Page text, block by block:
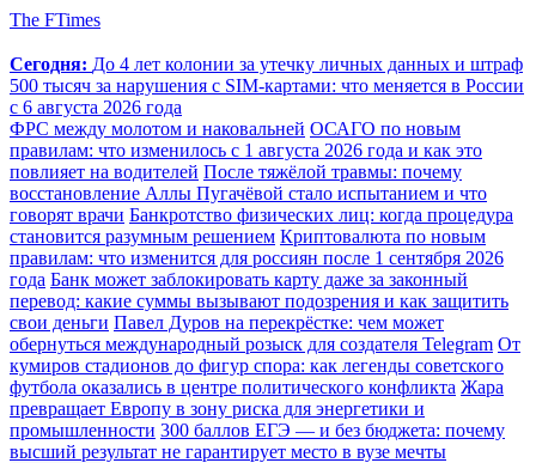
The FTimes
Сегодня: До 4 лет колонии за утечку личных данных и штраф
500 тысяч за нарушения с SIM-картами: что меняется в России
с 6 августа 2026 года
ФРС между молотом и наковальней ОСАГО по новым
правилам: что изменилось с 1 августа 2026 года и как это
повлияет на водителей После тяжёлой травмы: почему
восстановление Аллы Пугачёвой стало испытанием и что
говорят врачи Банкротство физических лиц: когда процедура
становится разумным решением Криптовалюта по новым
правилам: что изменится для россиян после 1 сентября 2026
года Банк может заблокировать карту даже за законный
перевод: какие суммы вызывают подозрения и как защитить
свои деньги Павел Дуров на перекрёстке: чем может
обернуться международный розыск для создателя Telegram От
кумиров стадионов до фигур спора: как легенды советского
футбола оказались в центре политического конфликта Жара
превращает Европу в зону риска для энергетики и
промышленности 300 баллов ЕГЭ — и без бюджета: почему
высший результат не гарантирует место в вузе мечты